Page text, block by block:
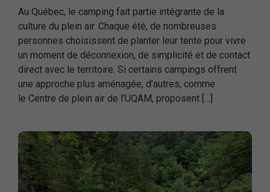
Au Québec, le camping fait partie intégrante de la
culture du plein air. Chaque été, de nombreuses
personnes choisissent de planter leur tente pour vivre
un moment de déconnexion, de simplicité et de contact
direct avec le territoire. Si certains campings offrent
une approche plus aménagée, d’autres, comme
le Centre de plein air de l’UQAM, proposent […]